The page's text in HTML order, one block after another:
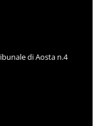
di Aosta n.4